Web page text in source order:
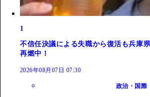
1
不信任決議による失職から復活も兵庫
再燃中！
2026年08月07日 07:30
政治・国際